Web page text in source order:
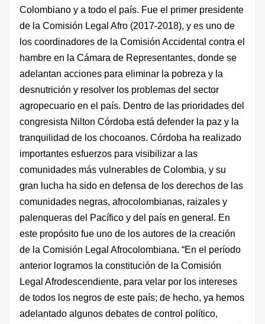
Colombiano y a todo el país. Fue el primer presidente
de la Comisión Legal Afro (2017-2018), y es uno de
los coordinadores de la Comisión Accidental contra el
hambre en la Cámara de Representantes, donde se
adelantan acciones para eliminar la pobreza y la
desnutrición y resolver los problemas del sector
agropecuario en el país. Dentro de las prioridades del
congresista Nilton Córdoba está defender la paz y la
tranquilidad de los chocoanos. Córdoba ha realizado
importantes esfuerzos para visibilizar a las
comunidades más vulnerables de Colombia, y su
gran lucha ha sido en defensa de los derechos de las
comunidades negras, afrocolombianas, raizales y
palenqueras del Pacífico y del país en general. En
este propósito fue uno de los autores de la creación
de la Comisión Legal Afrocolombiana. “En el período
anterior logramos la constitución de la Comisión
Legal Afrodescendiente, para velar por los intereses
de todos los negros de este país; de hecho, ya hemos
adelantado algunos debates de control político,